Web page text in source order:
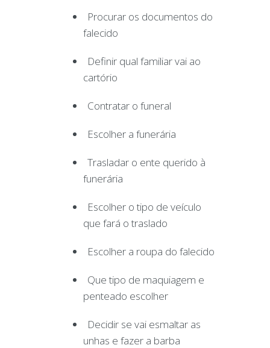
Procurar os documentos do
falecido
Definir qual familiar vai ao
cartório
Contratar o funeral
Escolher a funerária
Trasladar o ente querido à
funerária
Escolher o tipo de veículo
que fará o traslado
Escolher a roupa do falecido
Que tipo de maquiagem e
penteado escolher
Decidir se vai esmaltar as
unhas e fazer a barba